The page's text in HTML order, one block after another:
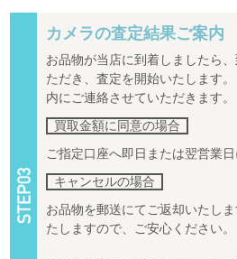
カメラの査定結果ご案内
お品物が当店に到着しましたら
ただき、査定を開始いたします
内にご連絡させていただきます。
買取金額に同意の場合
ご指定口座へ即日または翌営業日
キャンセルの場合
お品物を郵送にてご返却いたし
たしますので、ご安心ください。